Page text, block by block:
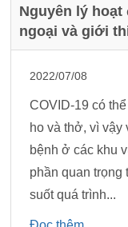
Nguyên lý
ngoại và giới
2022/07/08
COVID-19 có
ho và thở, vì vậy
bệnh ở các khu
phần quan trọng
suốt quá trình...